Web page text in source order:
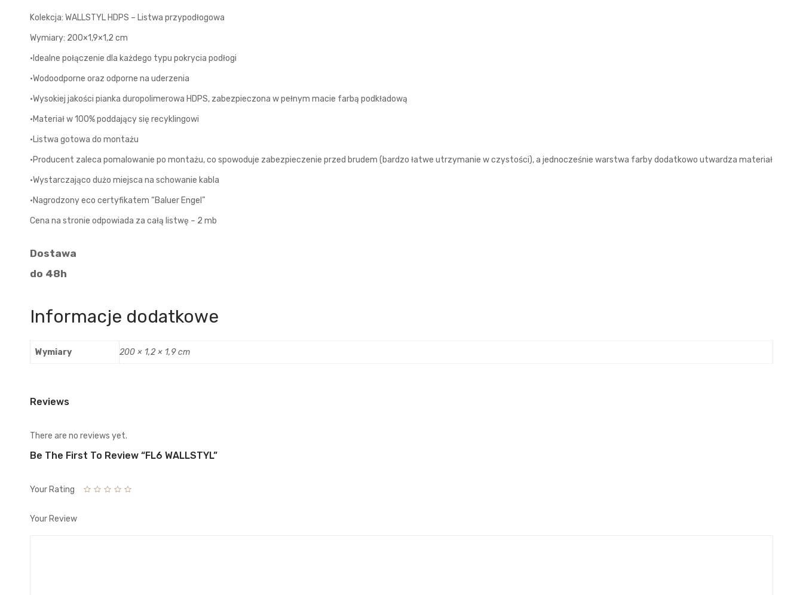
Kolekcja: WALLSTYL HDPS – Listwa przypodłogowa
Wymiary: 200×1,9×1,2 cm
•Idealne połączenie dla każdego typu pokrycia podłogi
•Wodoodporne oraz odporne na uderzenia
•Wysokiej jakości pianka duropolimerowa HDPS, zabezpieczona w pełnym macie farbą podkładową
•Materiał w 100% poddający się recyklingowi
•Listwa gotowa do montażu
•Producent zaleca pomalowanie po montażu, co spowoduje zabezpieczenie przed brudem (bardzo łatwe utrzymanie w czystości), a jednocześnie warstwa farby dodatkowo utwardza materiał
•Wystarczająco dużo miejsca na schowanie kabla
•Nagrodzony eco certyfikatem “Baluer Engel”
Cena na stronie odpowiada za całą listwę – 2 mb
Dostawa
do 48h
Informacje dodatkowe
Wymiary 200 × 1,2 × 1,9 cm
Reviews
There are no reviews yet.
Be The First To Review “FL6 WALLSTYL”
Your Rating
Your Review